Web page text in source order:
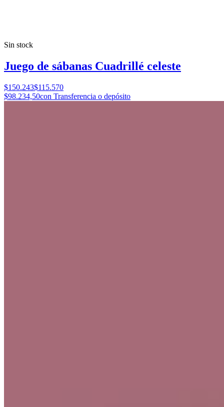
Sin stock
Juego de sábanas Cuadrillé celeste
$150.243$115.570
$98.234,50con Transferencia o depósito